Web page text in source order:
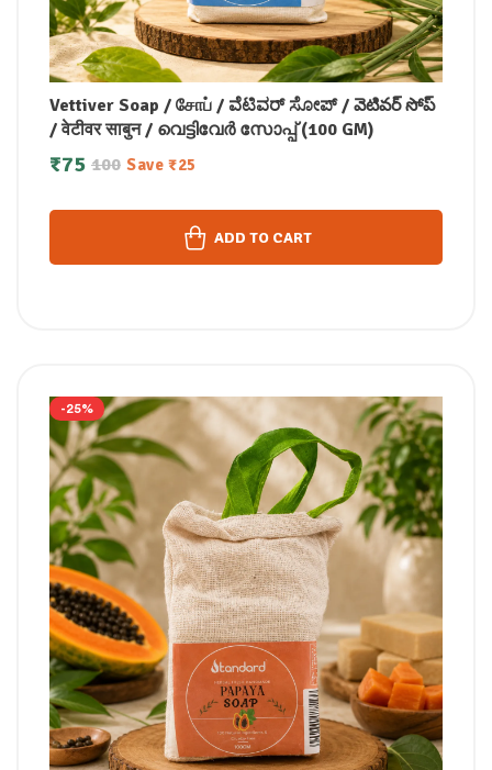
Vettiver Soap / சோப் / ವೆಟಿವರ್ ಸೋಪ್ / వెటివర్ సోప్
/ वेटीवर साबुन / വെട്ടിവേർ സോപ്പ് (100 GM)
100
₹75 Save ₹25
ADD TO CART
-25%